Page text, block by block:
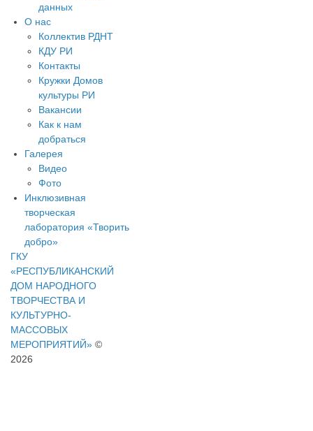
данных
О нас
Коллектив РДНТ
КДУ РИ
Контакты
Кружки Домов
культуры РИ
Вакансии
Как к нам
добраться
Галерея
Видео
Фото
Инклюзивная
творческая
лаборатория «Творить
добро»
ГКУ
«РЕСПУБЛИКАНСКИЙ
ДОМ НАРОДНОГО
ТВОРЧЕСТВА И
КУЛЬТУРНО-
МАССОВЫХ
МЕРОПРИЯТИЙ» ©
2026